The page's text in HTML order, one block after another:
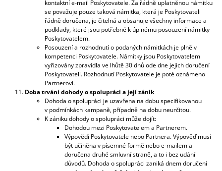
kontaktní e-mail Poskytovatele. Za řádně uplatněnou námitku
se považuje pouze taková námitka, která je Poskytovateli
řádně doručena, je čitelná a obsahuje všechny informace a
podklady, které jsou potřebné k úplnému posouzení námitky
Poskytovatelem.
Posouzení a rozhodnutí o podaných námitkách je plně v
kompetenci Poskytovatele. Námitky jsou Poskytovatelem
vyřizovány zpravidla ve lhůtě 30 dnů ode dne jejich doručení
Poskytovateli. Rozhodnutí Poskytovatele je poté oznámeno
Partnerovi.
Doba trvání dohody o spolupráci a její zánik
Dohoda o spolupráci je uzavřena na dobu specifikovanou
v podmínkách kampaně, případně na dobu neurčitou.
K zániku dohody o spolupráci může dojít:
Dohodou mezi Poskytovatelem a Partnerem.
Výpovědí Poskytovatele nebo Partnera. Výpověď musí
být učiněna v písemné formě nebo e-mailem a
doručena druhé smluvní straně, a to i bez udání
důvodů. Dohoda o spolupráci zaniká dnem doručení